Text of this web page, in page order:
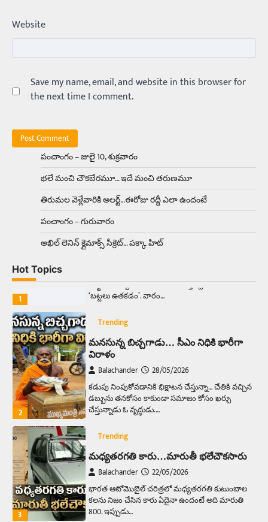
Website
Save my name, email, and website in this browser for
the next time I comment.
పంచాంగం – జులై 10, శుక్రవారం
భలే మంచి చౌకబేరమూ… ఇదే మంచి తరుణమూ
తిరుమల వెళ్లేవారికి అలర్ట్‌…ఈరోజు రద్దీ ఎలా ఉందంటే
పంచాంగం – గురువారం
అఖిల్‌ లెనిన్ క్లైమాక్స్‌ సీక్రెట్‌… పక్కా హిట్‌
Hot Topics
Balachander 15/04/2026
అందమైన అమ్మాయిని పుత్తడి బొమ్మఅని లేదా బాపూ
అందంగా ఉంటారనే నానుడి…
Balachander
ఉత్తర ప్రదేశ్‌లోని ఝాన్సీ జిల్లాలో ఒక వింతైన రోడ్డు
ప్రమాదం చోటుచేసుకుంది. ఝాన్సీ–కాన్పూర్ జాతీయ
రహదారిపై వేల సంఖ్యలో బీరు…
1
Trending
అక్కడ ఆదివారం బట్టలు ఉతికితే…జైలుకే
సాఫ్ట్‌వేర్ ఉద్యోగి వరకు అందరికీ గుర్తొచ్చే మొదటి పని
‘బట్టలు ఉతకడం’. వారం…
2
Trending
మనసున్న బిచ్చగాడు… సీఎం నిధికి భారీగా
విరాళం
Balachander 28/05/2026
కడుపు నింపుకోవడానికి భిక్షాటన చేస్తున్నా… చేతికి వచ్చిన
డబ్బును తనకోసం కాకుండా సమాజం కోసం ఖర్చు
చేస్తున్నాడు ఓ వృద్ధుడు.…
3
Trending
మధ్యతరగతి కారు…మారుతీ భలేచౌకసారు
Balachander 22/05/2026
భారత ఆటోమొబైల్ చరిత్రలో మధ్యతరగతి కుటుంబాల
కలను నిజం చేసిన కారు ఏదైనా ఉందంటే అది మారుతి
800. ఇప్పుడు…